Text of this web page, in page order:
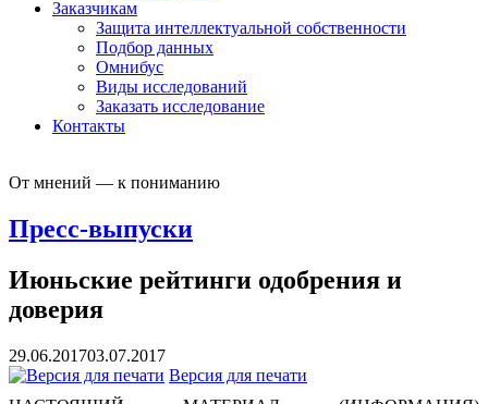
Заказчикам
Защита интеллектуальной собственности
Подбор данных
Омнибус
Виды исследований
Заказать исследование
Контакты
От мнений — к пониманию
Пресс-выпуски
Июньские рейтинги одобрения и
доверия
29.06.201703.07.2017
Версия для печати